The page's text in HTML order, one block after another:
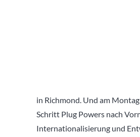
in Richmond. Und am
Schritt Plug Powers nach
Internationalisierung und